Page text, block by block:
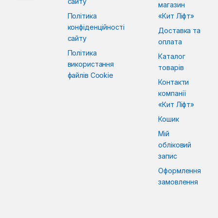
Політика
конфіденційності
сайту
Політика
використання
файлів Cookie
магазин
«Кит Ліфт»
Доставка та
оплата
Каталог
товарів
Контакти
компанії
«Кит Ліфт»
Кошик
Мій
обліковий
запис
Оформлення
замовлення